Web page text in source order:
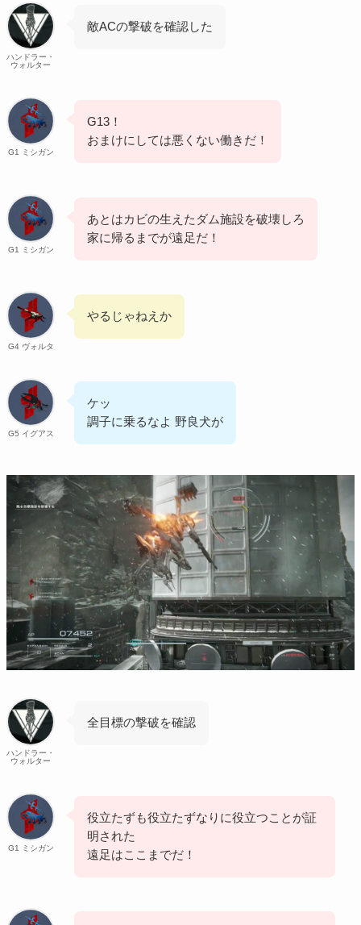
ハンドラー・
ウォルター
敵ACの撃破を確認した
G1 ミシガン
G13！
おまけにしては悪くない働きだ！
G1 ミシガン
あとはカビの生えたダム施設を破壊しろ
家に帰るまでが遠足だ！
G4 ヴォルタ
やるじゃねえか
G5 イグアス
ケッ
調子に乗るなよ 野良犬が
ハンドラー・
ウォルター
全目標の撃破を確認
G1 ミシガン
役立たずも役立たずなりに役立つことが証
明された
遠足はここまでだ！